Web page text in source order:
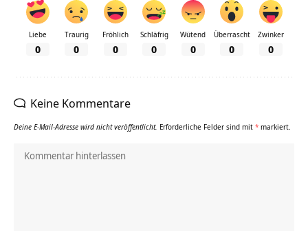
Liebe
0
Traurig
0
Fröhlich
0
Schläfrig
0
Wütend
0
Überrascht
0
Zwinker
0
Keine Kommentare
Deine E-Mail-Adresse wird nicht veröffentlicht. Erforderliche Felder sind mit * markiert.